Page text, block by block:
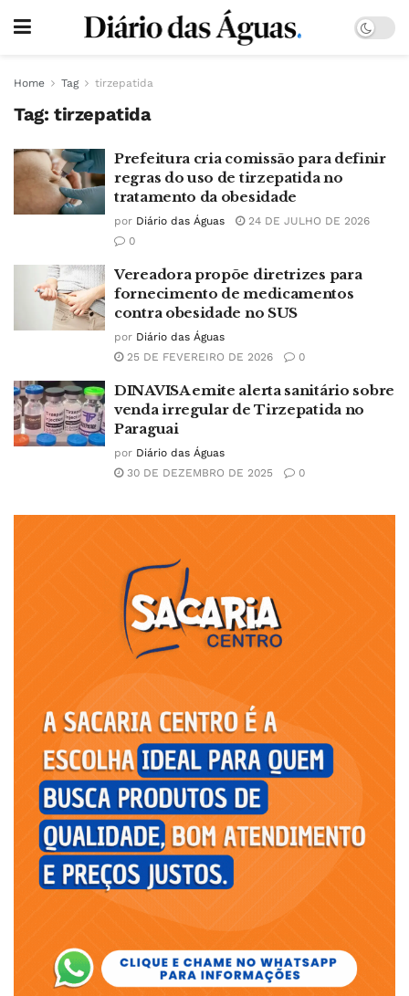
Home Tag tirzepatida
Tag: tirzepatida
Prefeitura cria comissão para definir
regras do uso de tirzepatida no
tratamento da obesidade
por Diário das Águas
24 DE JULHO DE 2026
0
Vereadora propõe diretrizes para
fornecimento de medicamentos
contra obesidade no SUS
por Diário das Águas
25 DE FEVEREIRO DE 2026
0
DINAVISA emite alerta sanitário sobre
venda irregular de Tirzepatida no
Paraguai
por Diário das Águas
30 DE DEZEMBRO DE 2025
0